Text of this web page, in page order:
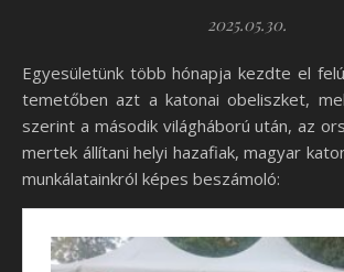
2025.05.30.
Egyesületünk több hónapja kezdte el felújítani az isaszegi
temetőben azt a katonai obeliszket,
szerint a második világháború után, az
mertek állítani helyi hazafiak, magyar
munkálatainkról képes beszámoló: